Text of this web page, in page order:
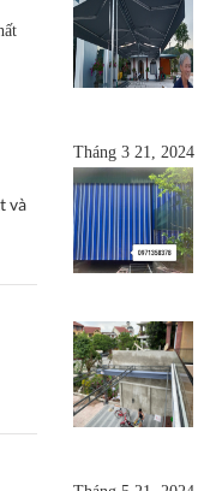
và
Tháng 3 21, 2024